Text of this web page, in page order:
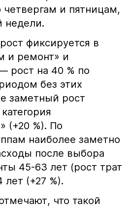
четвергам и пятницам,
недели.
фиксируется в
и ремонт» и
рост на 40 % по
без этих
заметный рост
(+20 %). По
наиболее заметно
после выбора
45-63 лет (рост трат
лет (+27 %).
что такой